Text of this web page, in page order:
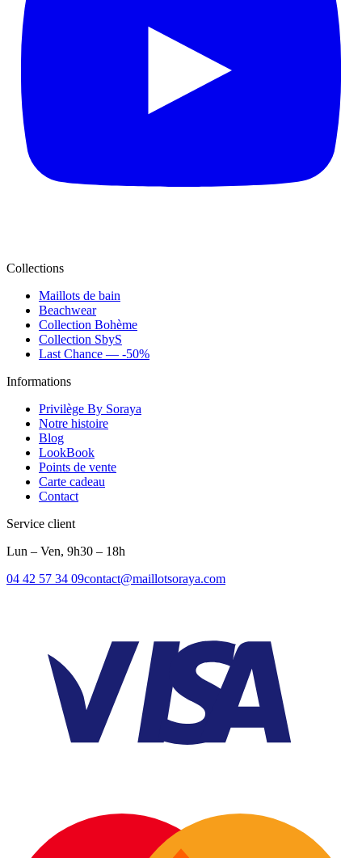
Collections
Maillots de bain
Beachwear
Collection Bohème
Collection SbyS
Last Chance — -50%
Informations
Privilège By Soraya
Notre histoire
Blog
LookBook
Points de vente
Carte cadeau
Contact
Service client
Lun – Ven, 9h30 – 18h
04 42 57 34 09contact@maillotsoraya.com